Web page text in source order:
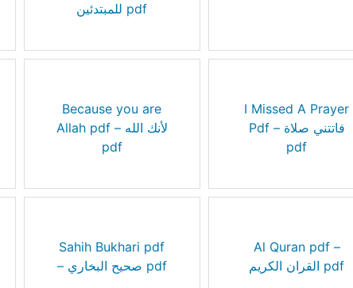
للمبتدئين pdf
Because you are
Allah pdf – لأنك الله
pdf
I Missed A Prayer
Pdf – فاتتني صلاة
pdf
Sahih Bukhari pdf
– صحيح البخاري pdf
Al Quran pdf –
القران الكريم pdf